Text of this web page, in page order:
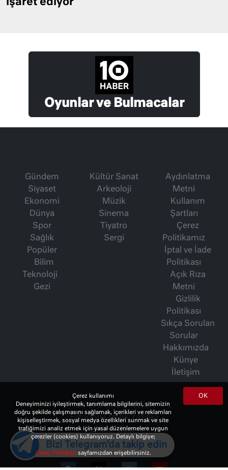
işaret ediyor
Oyunlar ve Bulmacalar
Gündem
Siyaset
Ekonomi
Dünya
Spor
Sağlık
Popüler
Bilim
Teknoloji
Gezi
Kültür Sanat
Arkeoloji
Müzik
Sinema
Tiyatro
Sergi
Aydınlatma
Metni
Kullanım
Şartları
Çerez
Politikamız
İptal ve İade
Politikası
Açık Rıza
Metni
Gizlilik
Politikası
Sıkça Sorulan
Sorular
Hakkımızda
Künye
İletişim
İsmet Berkan Yazıları
Ertuğrul Özkök Yazıları
Haftalık Gazete
OK
Çerez kullanımı
Deneyiminizi iyileştirmek, tanımlama bilgilerini, sitemizin
doğru şekilde çalışmasını sağlamak, içerikleri ve reklamları
kişiselleştirmek, sosyal medya özellikleri sunmak ve site
trafiğimizi analiz etmek için yasal düzenlemelere uygun
çerezler (cookies) kullanıyoruz. Detaylı bilgiye;
Çerez Politikasısayfamızdan erişebilirsiniz.
Bizi Telegram'da takip edin